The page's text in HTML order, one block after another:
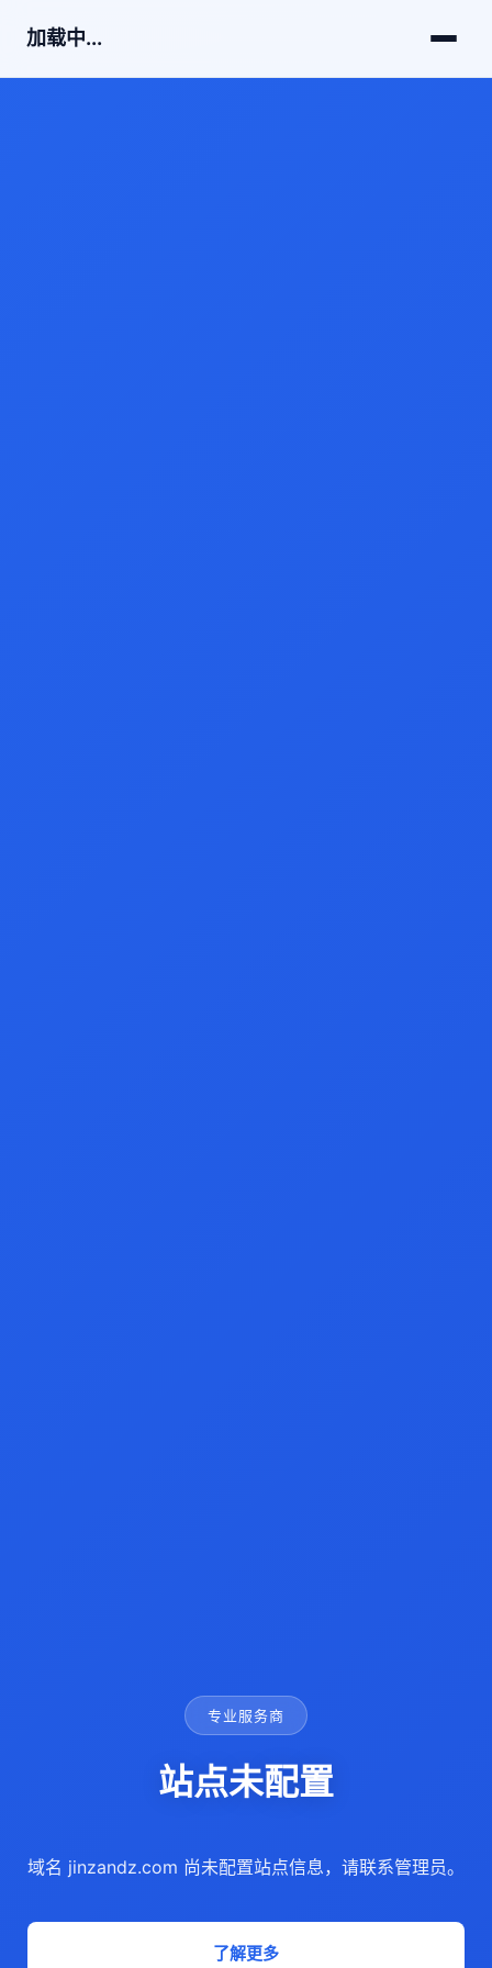
加载中...
专业服务商
站点未配置
域名 jinzandz.com 尚未配置站点信息，请联系管理员。
了解更多